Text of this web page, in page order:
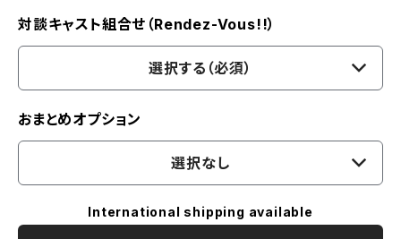
対談キャスト組合せ（Rendez-Vous!!）
選択する（必須）
おまとめオプション
選択なし
International shipping available